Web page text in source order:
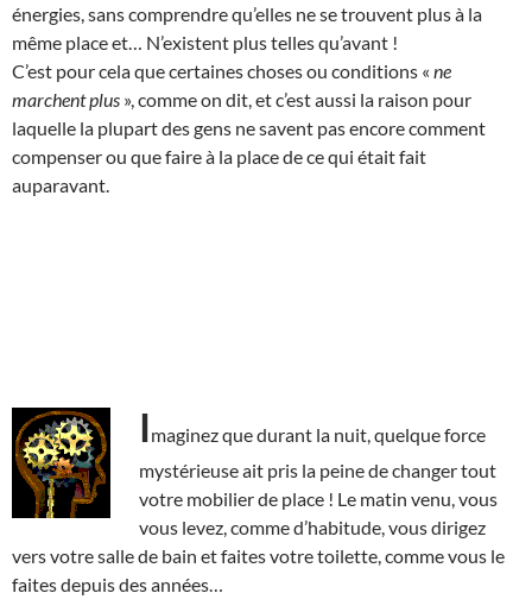
énergies, sans comprendre qu’elles ne se trouvent plus à la
même place et… N’existent plus telles qu’avant !
C’est pour cela que certaines choses ou conditions « ne
marchent plus », comme on dit, et c’est aussi la raison pour
laquelle la plupart des gens ne savent pas encore comment
compenser ou que faire à la place de ce qui était fait
auparavant.
Imaginez que durant la nuit, quelque force
mystérieuse ait pris la peine de changer tout
votre mobilier de place ! Le matin venu, vous
vous levez, comme d’habitude, vous dirigez
vers votre salle de bain et faites votre toilette, comme vous le
faites depuis des années…